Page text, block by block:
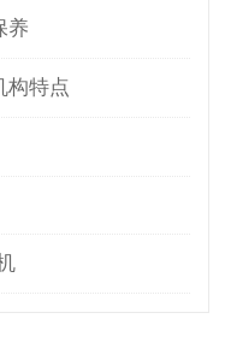
养
构特点